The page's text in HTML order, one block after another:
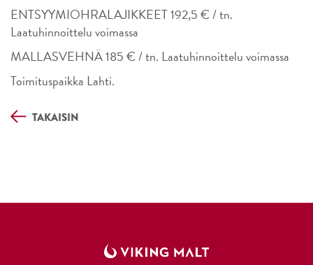
ENTSYYMIOHRALAJIKKEET 192,5 € / tn.
Laatuhinnoittelu voimassa
MALLASVEHNÄ 185 € / tn. Laatuhinnoittelu voimassa
Toimituspaikka Lahti.
TAKAISIN